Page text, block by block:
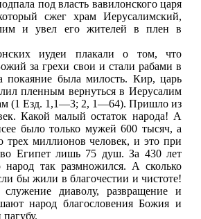
под власть вавилонского царя
сжег храм Иерусалимский,
и увел его жителей в плен в
иудеи плакали о том, что
за грехи свои и стали рабами в
покаяние была милость. Кир, царь
пленным вернуться в Иерусалим
(1 Езд. 1,1—3; 2, 1—64). Пришло из
Какой малый остаток народа! А
было только мужей 600 тысяч, а
трех миллионов человек, и это при
Египет лишь 75 душ. За 430 лет
народ так размножился. А сколько
бы жили в благочестии и чистоте!
диаволу, развращение и
народ благословения Божия и